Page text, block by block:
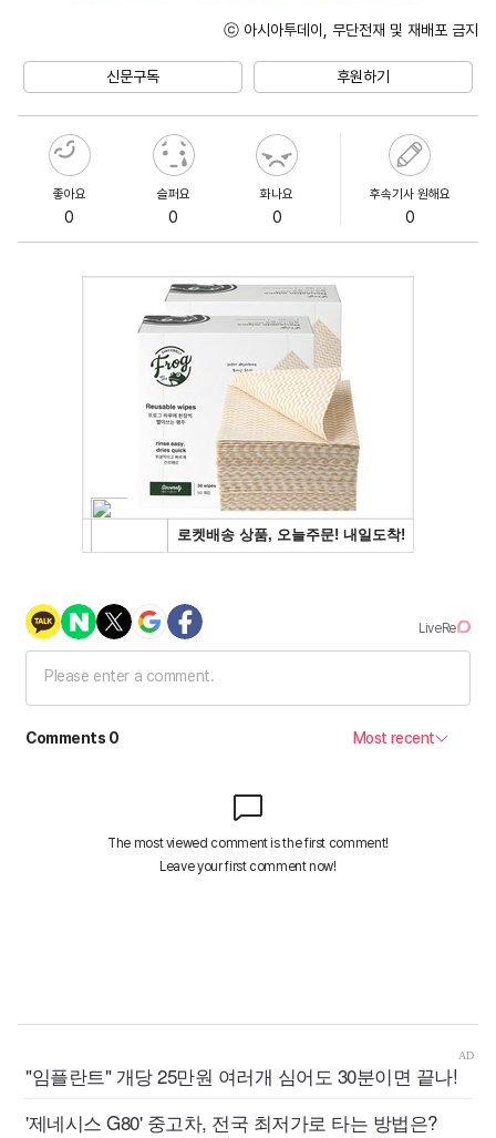
ⓒ 아시아투데이, 무단전재 및 재배포 금지
신문구독 후원하기
좋아요
0
슬퍼요
0
화나요
0
후속기사 원해요
0